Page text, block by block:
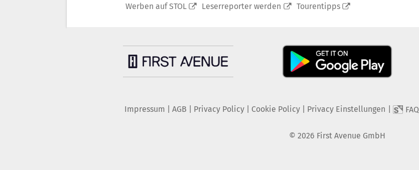
Werben auf STOL Leserreporter werden Tourentipps
Impressum AGB Privacy Policy| Cookie Policy| Privacy Einstellungen FAQ
© 2026 First Avenue GmbH